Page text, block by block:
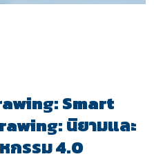
Smart
นิยามและ
กรรม 4.0